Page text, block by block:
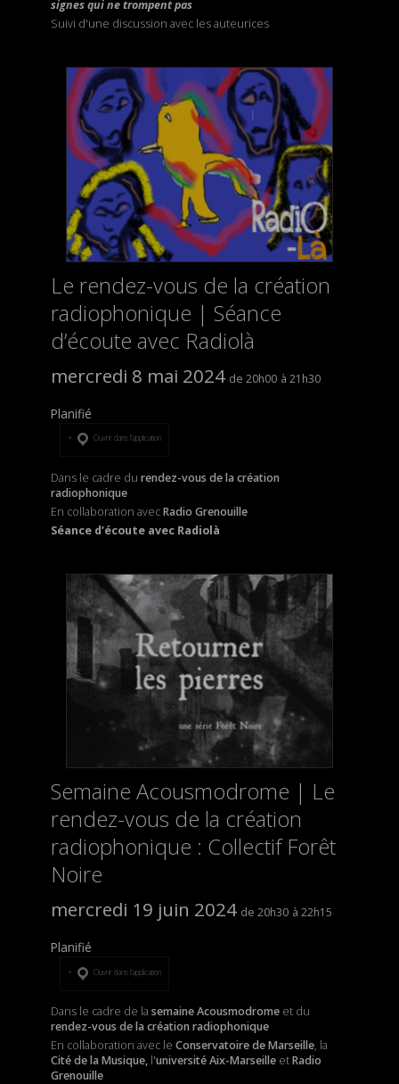
signes qui ne trompent pas
Suivi d'une discussion avec les auteurices
Le rendez-vous de la création
radiophonique | Séance
d’écoute avec Radiolà
mercredi 8 mai 2024 20h00 21h30
Planifié
Ouvrir dans l’application
Dans le cadre du rendez-vous de la création
radiophonique
En collaboration avecRadio Grenouille
Séance d’écoute avec Radiolà
Semaine Acousmodrome | Le
rendez-vous de la création
radiophonique : Collectif Forêt
Noire
mercredi 19 juin 2024 20h30 22h15
Planifié
Ouvrir dans l’application
Dans le cadre de la semaine Acousmodromeet du
rendez-vous de la création radiophonique
En collaboration avec le Conservatoire de Marseille, la
Cité de la Musique, l'université Aix-Marseille etRadio
Grenouille